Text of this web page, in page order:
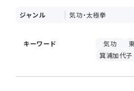
ジャンル 気功・太極拳
キーワード 気功
箕浦加代子